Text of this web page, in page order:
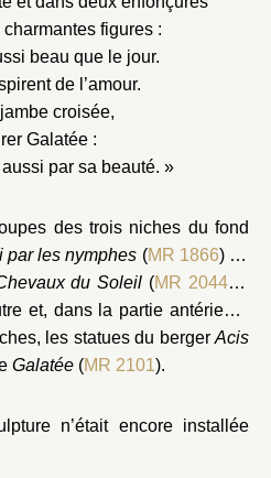
figures :
beau que le jour.
de l’amour.
croisée,
Galatée :
par sa beauté. »
des trois niches du fond
par les nymphes (MR 1866) au
du Soleil (MR 2044et
et, dans la partie antérieure
les statues du berger Acis
Galatée (MR 2101).
n’était encore installée